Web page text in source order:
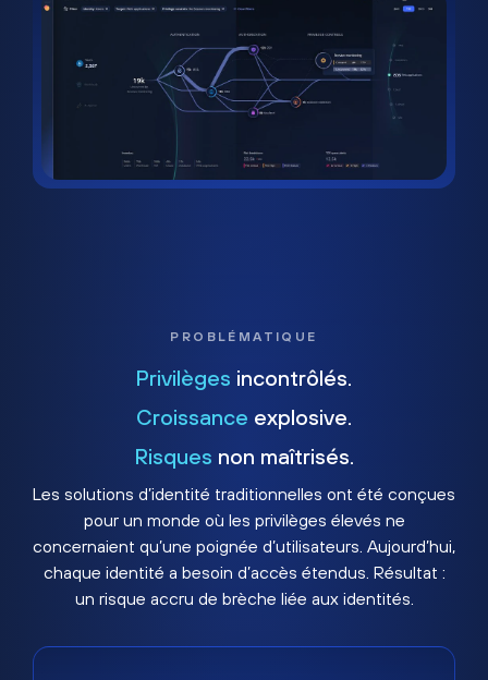
PROBLÉMATIQUE
Privilèges incontrôlés.
Croissance explosive.
Risques non maîtrisés.
Les solutions d’identité traditionnelles ont été conçues
pour un monde où les privilèges élevés ne
concernaient qu’une poignée d’utilisateurs. Aujourd’hui,
chaque identité a besoin d’accès étendus. Résultat :
un risque accru de brèche liée aux identités.